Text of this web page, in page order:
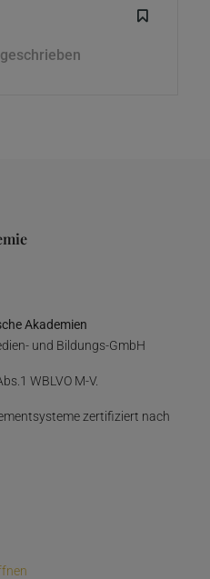
Akademien
und Bildungs-GmbH
WBLVO M-V.
zertifiziert nach